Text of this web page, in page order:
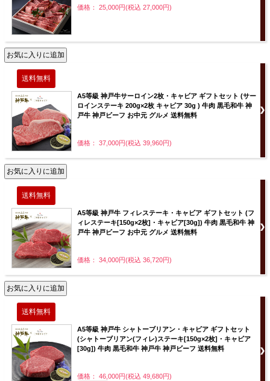
価格： 25,000円(税込 27,000円)
A5等級 神戸牛サーロイン2枚・キャビア ギフトセット (サー
ロインステーキ 200g×2枚 キャビア 30g ) 牛肉 黒毛和牛 神
戸牛 神戸ビーフ お中元 グルメ 送料無料
価格： 37,000円(税込 39,960円)
A5等級 神戸牛 フィレステーキ・キャビア ギフトセット (フ
ィレステーキ[150g×2枚]・キャビア[30g]) 牛肉 黒毛和牛 神
戸牛 神戸ビーフ お中元 グルメ 送料無料
価格： 34,000円(税込 36,720円)
A5等級 神戸牛 シャトーブリアン・キャビア ギフトセット
(シャトーブリアン(フィレ)ステーキ[150g×2枚]・キャビア
[30g]) 牛肉 黒毛和牛 神戸牛 神戸ビーフ 送料無料
価格： 46,000円(税込 49,680円)